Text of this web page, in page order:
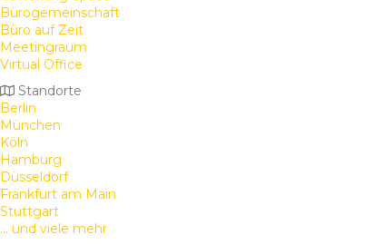
Bürogemeinschaft
Büro auf Zeit
Meetingraum
Virtual Office
Standorte
Berlin
München
Köln
Hamburg
Düsseldorf
Frankfurt am Main
Stuttgart
... und viele mehr